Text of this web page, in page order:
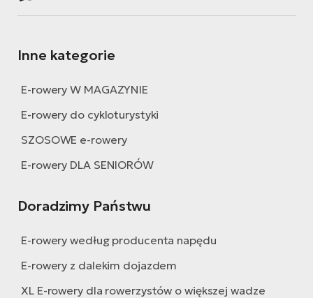
Inne kategorie
E-rowery W MAGAZYNIE
E-rowery do cykloturystyki
SZOSOWE e-rowery
E-rowery DLA SENIORÓW
Doradzimy Państwu
E-rowery według producenta napędu
E-rowery z dalekim dojazdem
XL E-rowery dla rowerzystów o większej wadze